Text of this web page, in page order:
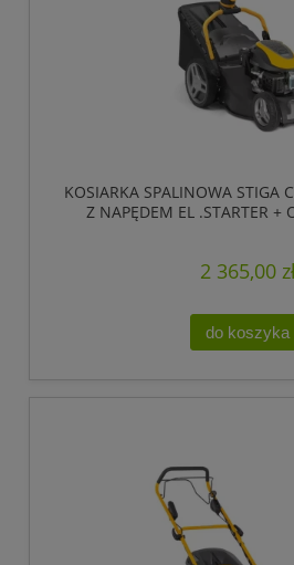
KOSIARKA SPALINOWA STIGA
Z NAPĘDEM EL .STARTER +
2 365,00
do koszyka